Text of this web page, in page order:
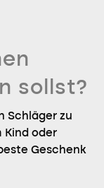
sollst?
Schläger zu
Kind oder
Geschenk